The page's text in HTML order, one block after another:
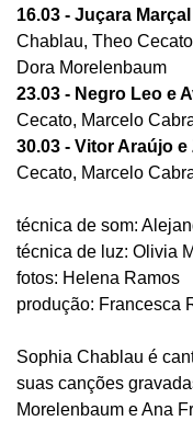
16.03 - Juçara
Chablau, Theo
Dora Morelenbaum
23.03 - Negro Leo e
Cecato, Marcelo
30.03 - Vitor Araújo e
Cecato, Marcelo
técnica de som:
técnica de luz: Olivia
fotos: Helena Ramos
produção: Francesca
Sophia Chablau é
suas canções
Morelenbaum e Ana